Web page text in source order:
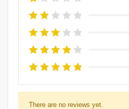
There are no reviews yet.